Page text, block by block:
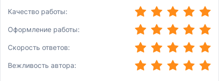
Качество работы: (*)(*) (*) (*) (*)
Оформление работы: (*)(*) (*) (*) (*)
Скорость ответов: (*)(*) (*) (*) (*)
Вежливость автора: (*)(*) (*) (*) (*)